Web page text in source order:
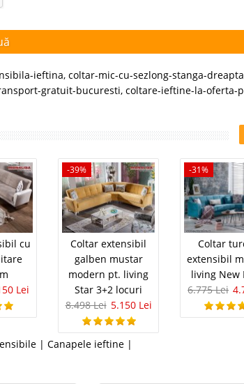
ieftina, coltar-mic-cu-sezlong-stanga-dreapta
gratuit-bucuresti, coltare-ieftine-la-oferta-
cu
Lei
-39%
Coltar extensibil
galben mustar
modern pt. living
Star 3+2 locuri
8.498 Lei 5.150 Lei
-31%
Coltar
extensibil
living New
6.775 Lei
| Canapele ieftine |